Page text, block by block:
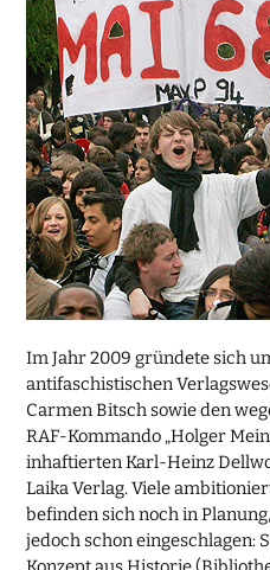
Im Jahr 2009 gründete sich
antifaschistischen
Carmen Bitsch sowie den
RAF-Kommando „Holger
inhaftierten Karl-Heinz
Laika Verlag. Viele
befinden sich noch in
jedoch schon eingeschlagen: